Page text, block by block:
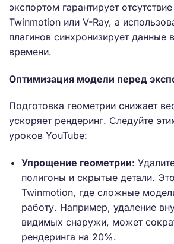
экспортом гарантирует
Twinmotion или V-Ray, а
плагинов синхронизирует данные
времени.
Оптимизация модели перед
Подготовка геометрии снижает
ускоряет рендеринг. Следуйте
уроков YouTube:
Упрощение геометрии:
полигоны и скрытые детали.
Twinmotion, где сложные
работу. Например, удаление
видимых снаружи, может
рендеринга на 20%.